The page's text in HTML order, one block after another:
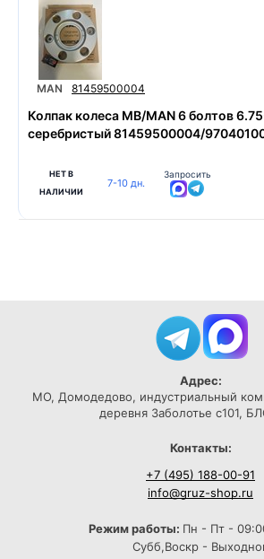
MAN 81459500004
Колпак колеса MB/MAN 6 болтов
серебристый 81459500004/
НЕТ В
НАЛИЧИИ
7-10 дн.
Запросить
Адрес:
МО, Домодедово, индустриальный
деревня Заболотье с101,
Контакты:
+7 (495) 188-00-91
info@gruz-shop.ru
Режим работы: Пн - Пт -
Субб,Воскр -